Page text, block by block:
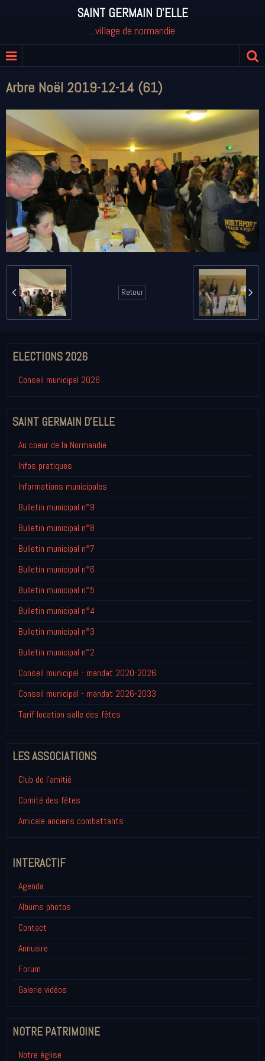
SAINT GERMAIN D'ELLE
...village de normandie
Arbre Noël 2019-12-14 (61)
Retour
ELECTIONS 2026
Conseil municipal 2026
SAINT GERMAIN D'ELLE
Au coeur de la Normandie
Infos pratiques
Informations municipales
Bulletin municipal n°9
Bulletin municipal n°8
Bulletin municipal n°7
Bulletin municipal n°6
Bulletin municipal n°5
Bulletin municipal n°4
Bulletin municipal n°3
Bulletin municipal n°2
Conseil municipal - mandat 2020-2026
Conseil municipal - mandat 2026-2033
Tarif location salle des fêtes
LES ASSOCIATIONS
Club de l'amitié
Comité des fêtes
Amicale anciens combattants
INTERACTIF
Agenda
Albums photos
Contact
Annuaire
Forum
Galerie vidéos
NOTRE PATRIMOINE
Notre église